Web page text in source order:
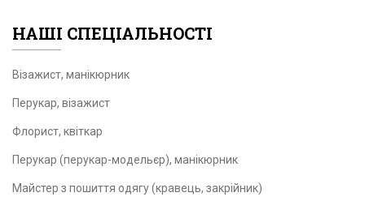
НАШІ СПЕЦІАЛЬНОСТІ
Візажист, манікюрник
Перукар, візажист
Флорист, квіткар
Перукар (перукар-модельєр), манікюрник
Майстер з пошиття одягу (кравець, закрійник)